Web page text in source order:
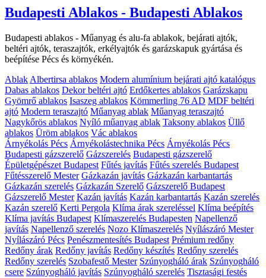
Budapesti Ablakos - Budapesti Ablakos
Budapesti ablakos - Műanyag és alu-fa ablakok, bejárati ajtók,
beltéri ajtók, teraszajtók, erkélyajtók és garázskapuk gyártása és
beépítése Pécs és környékén.
Ablak Albertirsa ablakos Modern alumínium bejárati ajtó katalógus
Dabas ablakos Dekor beltéri ajtó Erdőkertes ablakos Garázskapu
Gyömrő ablakos Isaszeg ablakos Kömmerling 76 AD MDF beltéri
ajtó Modern teraszajtó Műanyag ablak Műanyag teraszajtó
Nagykőrös ablakos Nyíló műanyag ablak Taksony ablakos Üllő
ablakos Üröm ablakos Vác ablakos
Árnyékolás Pécs Árnyékolástechnika Pécs Árnyékolás Pécs
Budapesti gázszerelő Gázszerelés Budapesti gázszerelő
Épületgépészet Budapest Fűtés javítás Fűtés szerelés Budapest
Fűtésszerelő Mester Gázkazán javítás Gázkazán karbantartás
Gázkazán szerelés Gázkazán Szerelő Gázszerelő Budapest
Gázszerelő Mester Kazán javítás Kazán karbantartás Kazán szerelés
Kazán szerelő Kerti Pergola Klíma árak szereléssel Klíma beépítés
Klíma javítás Budapest Klímaszerelés Budapesten Napellenző
javítás Napellenző szerelés Nozo Klímaszerelés Nyílászáró Mester
Nyílászáró Pécs Penészmentesítés Budapest Prémium redőny
Redőny árak Redőny javítás Redőny készítés Redőny szerelés
Redőny szerelés Szobafestő Mester Szúnyogháló árak Szúnyogháló
csere Szúnyogháló javítás Szúnyogháló szerelés Tisztasági festés